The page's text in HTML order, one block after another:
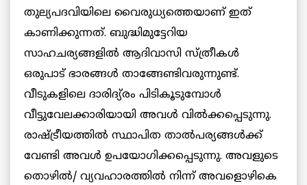
തുല്യപദവിയിലെ വൈരുധ്യത്തെയാണ് ഇത്
കാണിക്കുന്നത്. ബുദ്ധിമുട്ടേറിയ
സാഹചര്യങ്ങളില്‍ ആദിവാസി സ്ത്രീകള്‍
ഒരുപാട് ഭാരങ്ങള്‍ താങ്ങേണ്ടിവരുന്നുണ്ട്.
വീടുകളിലെ ദാരിദ്യ്രം പിടികൂടുമ്പോള്‍
വീട്ടുവേലക്കാരിയായി അവള്‍ വില്‍ക്കപ്പെടുന്നു.
രാഷ്ട്രീയത്തില്‍ സ്ഥാപിത താല്‍പര്യങ്ങള്‍ക്ക്
വേണ്ടി അവള്‍ ഉപയോഗിക്കപ്പെടുന്നു. അവളുടെ
തൊഴില്‍/ വ്യവഹാരത്തില്‍ നിന്ന് അവളൊഴികെ